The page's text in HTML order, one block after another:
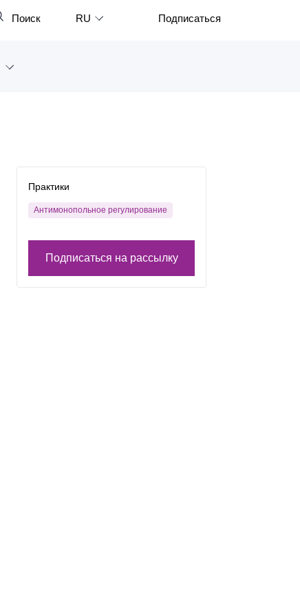
Закрыть
Поиск RU
Français
Português
Подписаться
Практики
Антимонопольное регулирование
Подписаться на рассылку